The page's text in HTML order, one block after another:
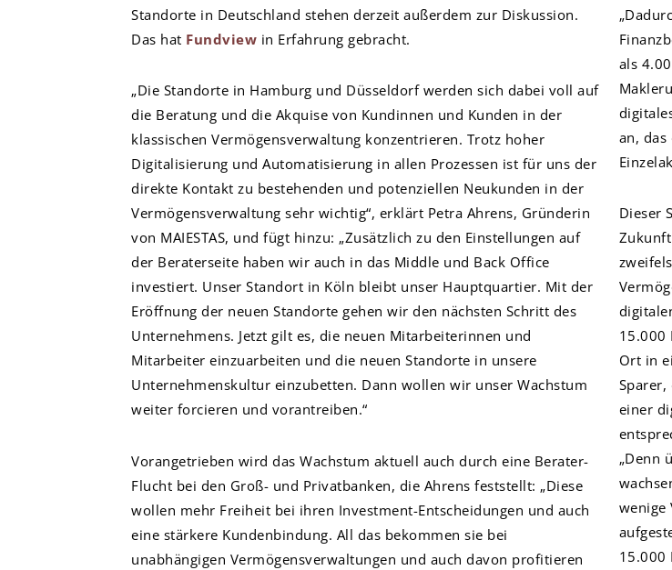
Standorte in Deutschland stehen derzeit außerdem zur Diskussion.
Das hat Fundview in Erfahrung gebracht.
„Die Standorte in Hamburg und Düsseldorf werden sich dabei voll auf
die Beratung und die Akquise von Kundinnen und Kunden in der
klassischen Vermögensverwaltung konzentrieren. Trotz hoher
Digitalisierung und Automatisierung in allen Prozessen ist für uns der
direkte Kontakt zu bestehenden und potenziellen Neukunden in der
Vermögensverwaltung sehr wichtig“, erklärt Petra Ahrens, Gründerin
von MAIESTAS, und fügt hinzu: „Zusätzlich zu den Einstellungen auf
der Beraterseite haben wir auch in das Middle und Back Office
investiert. Unser Standort in Köln bleibt unser Hauptquartier. Mit der
Eröffnung der neuen Standorte gehen wir den nächsten Schritt des
Unternehmens. Jetzt gilt es, die neuen Mitarbeiterinnen und
Mitarbeiter einzuarbeiten und die neuen Standorte in unsere
Unternehmenskultur einzubetten. Dann wollen wir unser Wachstum
weiter forcieren und vorantreiben.“
Vorangetrieben wird das Wachstum aktuell auch durch eine Berater-
Flucht bei den Groß- und Privatbanken, die Ahrens feststellt: „Diese
wollen mehr Freiheit bei ihren Investment-Entscheidungen und auch
eine stärkere Kundenbindung. All das bekommen sie bei
unabhängigen Vermögensverwaltungen und auch davon profitieren
als
an,
Dieser
15.000
Ort in
einer
„Denn
wenige
15.000